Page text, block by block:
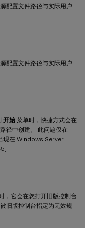
配置文件路径与实际用户
配置文件路径与实际用户
开始 菜单时，快捷方式会在
径中创建。 此问题仅在
现在 Windows Server
，它会在您打开旧版控制台
旧版控制台指定为无效规